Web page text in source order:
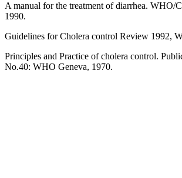
A manual for the treatment of diarrhea. WHO/
1990.
Guidelines for Cholera control Review 1992,
Principles and Practice of cholera control.
No.40: WHO Geneva, 1970.